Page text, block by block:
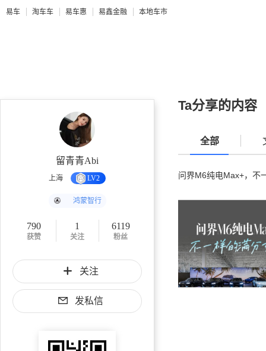
易车 淘车车 易车惠 易鑫金融 本地车市
留青青Abi
上海 LV2
鸿蒙智行
790
获赞
1
关注
6119
粉丝
关注
发私信
Ta分享的内容
全部
问界M6纯电Max+，不